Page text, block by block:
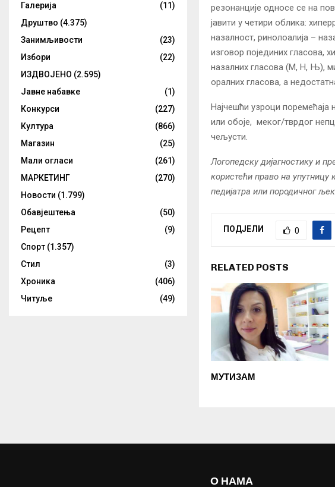
резонанције односе се на
јавити у четири облика:
назалност, ринолоалија –
изговор појединих гласова,
назалних гласова (М, Н, Њ),
оралних гласова, а
Најчешћи узроци поремећаја
или обоје, меког/тврдог
чељусти.
Логопедску дијагностику и
користећи право на упутницу
педијатра или породичног
ПОДЈЕЛИ 0
RELATED POSTS
МУТИЗАМ
Галерија
(11)
Друштво (4.375)
Занимљивости
(23)
Избори
(22)
ИЗДВОЈЕНО (2.595)
Јавне набавке
(1)
Конкурси
(227)
Култура
(866)
Магазин
(25)
Мали огласи
(261)
МАРКЕТИНГ
(270)
Новости (1.799)
Обавјештења
(50)
Рецепт
(9)
Спорт (1.357)
Стил
(3)
Хроника
(406)
Читуље
(49)
О НАМА